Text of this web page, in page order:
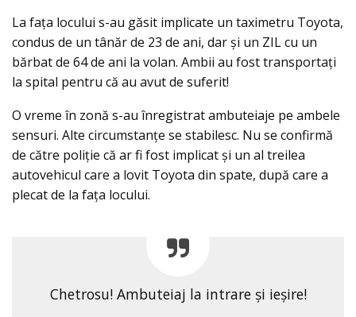
La faţa locului s-au găsit implicate un taximetru Toyota,
condus de un tânăr de 23 de ani, dar şi un ZIL cu un
bărbat de 64 de ani la volan. Ambii au fost transportați
la spital pentru că au avut de suferit!
O vreme în zonă s-au înregistrat ambuteiaje pe ambele
sensuri. Alte circumstanţe se stabilesc. Nu se confirmă
de către poliție că ar fi fost implicat și un al treilea
autovehicul care a lovit Toyota din spate, după care a
plecat de la fața locului.
Chetrosu! Ambuteiaj la intrare și ieșire!